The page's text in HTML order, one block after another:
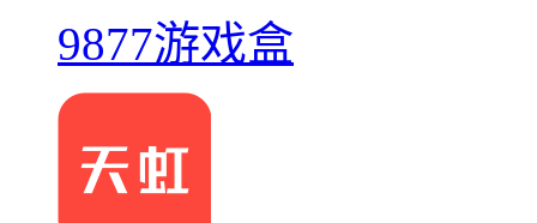
9877游戏盒